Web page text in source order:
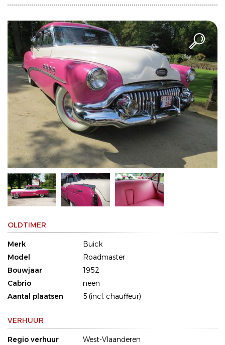
OLDTIMER
Merk
Buick
Model
Roadmaster
Bouwjaar
1952
Cabrio
neen
Aantal plaatsen
5 (incl. chauffeur)
VERHUUR
Regio verhuur
West-Vlaanderen